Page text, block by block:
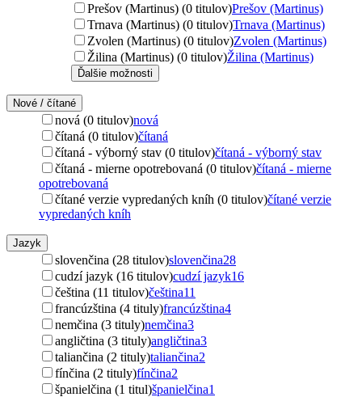
Prešov (Martinus) (0 titulov)Prešov (Martinus)
Trnava (Martinus) (0 titulov)Trnava (Martinus)
Zvolen (Martinus) (0 titulov)Zvolen (Martinus)
Žilina (Martinus) (0 titulov)Žilina (Martinus)
Ďalšie možnosti
Nové / čítané
nová (0 titulov)nová
čítaná (0 titulov)čítaná
čítaná - výborný stav (0 titulov)čítaná - výborný stav
čítaná - mierne opotrebovaná (0 titulov)čítaná - mierne
opotrebovaná
čítané verzie vypredaných kníh (0 titulov)čítané verzie
vypredaných kníh
Jazyk
slovenčina (28 titulov)slovenčina28
cudzí jazyk (16 titulov)cudzí jazyk16
čeština (11 titulov)čeština11
francúzština (4 tituly)francúzština4
nemčina (3 tituly)nemčina3
angličtina (3 tituly)angličtina3
taliančina (2 tituly)taliančina2
fínčina (2 tituly)fínčina2
španielčina (1 titul)španielčina1